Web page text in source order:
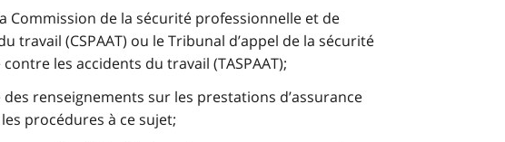
Commission de la sécurité professionnelle et de
travail (CSPAAT) ou le Tribunal d’appel de la sécurité
les accidents du travail (TASPAAT);
renseignements sur les prestations d’assurance
procédures à ce sujet;